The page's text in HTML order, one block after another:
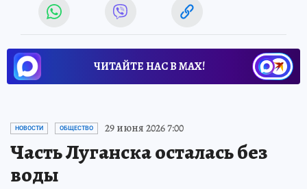
ЧИТАЙТЕ НАС В МАХ!
НОВОСТИ ОБЩЕСТВО 29 июня 2026 7:00
Часть Луганска осталась без
воды